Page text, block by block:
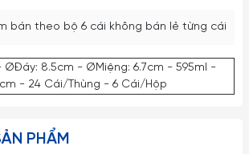
bán theo bộ 6 cái không bán lẻ từng cái
ØĐáy: 8.5cm - ØMiệng: 6.7cm - 595ml -
- 24 Cái/Thùng - 6 Cái/Hộp
PHẨM